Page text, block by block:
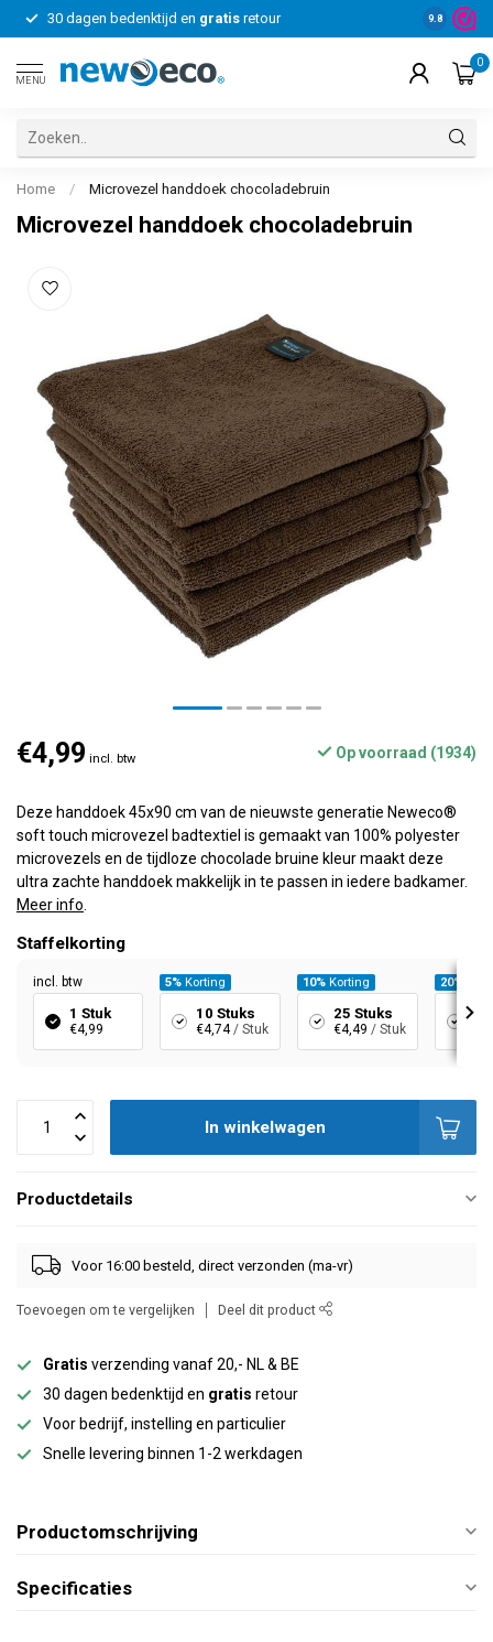
30 dagen bedenktijd en gratis retour Voor
9.8
MENU
0
Home / Microvezel handdoek chocoladebruin
Microvezel handdoek chocoladebruin
€4,99 incl. btw Op voorraad (1934)
Deze handdoek 45x90 cm van de nieuwste generatie Neweco®
soft touch microvezel badtextiel is gemaakt van 100% polyester
microvezels en de tijdloze chocolade bruine kleur maakt deze
ultra zachte handdoek makkelijk in te passen in iedere badkamer.
Meer info
Staffelkorting
incl. btw
1 Stuk
€4,99
5% Korting
10 Stuks
€4,74 / Stuk
10% Korting
25 Stuks
€4,49 / Stuk
20%
50
In winkelwagen
Productdetails
Voor 16:00 besteld, direct verzonden (ma-vr)
Toevoegen om te vergelijken Deel dit product
Gratis verzending vanaf 20,- NL & BE
30 dagen bedenktijd en gratis retour
Voor bedrijf, instelling en particulier
Snelle levering binnen 1-2 werkdagen
Productomschrijving
Specificaties